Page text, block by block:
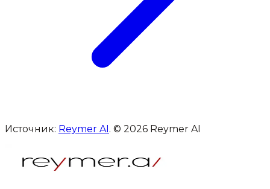
Источник: Reymer AI. © 2026 Reymer AI